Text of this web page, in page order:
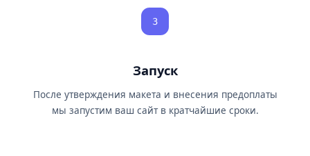
3
Запуск
После утверждения макета и внесения предоплаты
мы запустим ваш сайт в кратчайшие сроки.